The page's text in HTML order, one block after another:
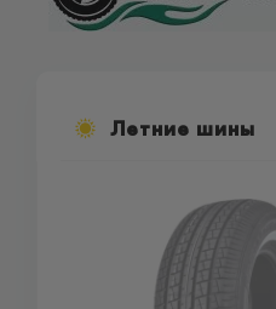
Летние шины